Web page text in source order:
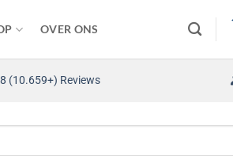
OVER ONS
(10.659+) Reviews